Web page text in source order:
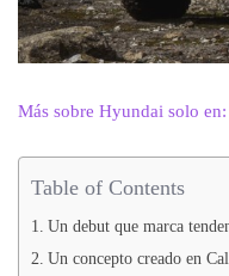
Más sobre Hyundai solo
Table of Contents
Un debut que marca
Un concepto creado en